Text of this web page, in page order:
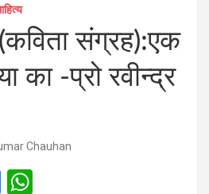
संग्रह):एक
का -प्रो रवीन्द्र
Chauhan
M